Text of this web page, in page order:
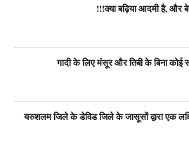
क्या बढ़िया आदमी है, और
गादी के लिए मंसूर और तिबी के बिना कोई
यरुशलम जिले के डेविड जिले के जासूसों द्वारा एक